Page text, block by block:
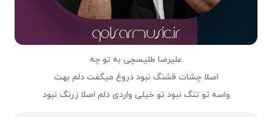
علیرضا طلیسچی به تو چه
اصلا چشات قشنگ نبود دروغ میگفت دلم بهت
واسه تو تنگ نبود تو خیلی واردی دلم اصلا زرنگ نبود